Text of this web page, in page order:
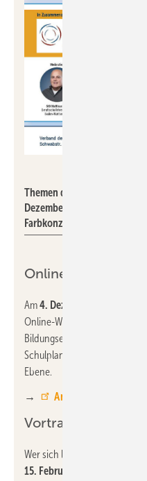
Themen der kostenfreien
Dezember 2024 sind
Farbkonzepte und die
Online-Workshop
Am4. Dezember 2024
Online-Workshop statt. Er
Bildungseinrichtungen,
Schulplanung sowie an
Ebene.
→ Anmeldung
Vortrag auf der
Wer sich lieber vor Ort
15. Februar